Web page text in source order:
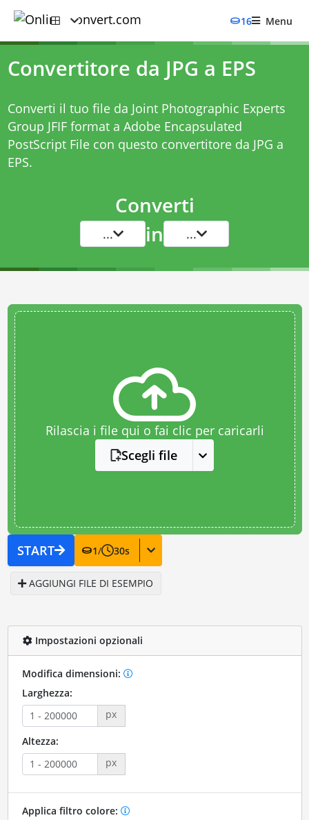
16 Menu
Convertitore da JPG a EPS
Converti il tuo file da Joint Photographic Experts
Group JFIF format a Adobe Encapsulated
PostScript File con questo convertitore da JPG a
EPS.
Converti
... in ...
Rilascia i file qui o fai clic per caricarli
Scegli file
START 1/ 30s
AGGIUNGI FILE DI ESEMPIO
Impostazioni opzionali
Modifica dimensioni:
Larghezza:
px
Altezza:
px
Applica filtro colore: